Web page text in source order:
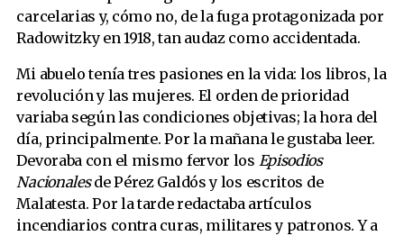
carcelarias y, cómo no, de la fuga protagonizada por
Radowitzky en 1918, tan audaz como accidentada.
Mi abuelo tenía tres pasiones en la vida: los libros, la
revolución y las mujeres. El orden de prioridad
variaba según las condiciones objetivas; la hora del
día, principalmente. Por la mañana le gustaba leer.
Devoraba con el mismo fervor los Episodios
Nacionalesde Pérez Galdós y los escritos de
Malatesta. Por la tarde redactaba artículos
incendiarios contra curas, militares y patronos. Y a